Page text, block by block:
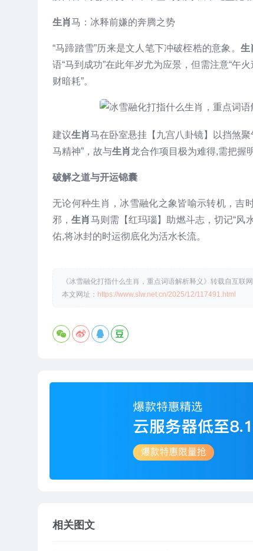
生肖马：冰释前嫌的奔腾之势
“马蹄踏雪”历来是文人笔下冲破桎梏的意象。 生
语“马到成功”在此年岁尤为应景，但需注意“午
财暗耗”。
建议生肖马在卧室悬挂【九宫八卦镜】以挡煞
马精神”，故与生肖龙合作项目极为难得,需把握
破解之道与开运锦囊
无论何种生肖，冰雪融化之象皆喻示转机，吉
邪，生肖马则需【红玛瑙】助燃斗志，切记“风
佑,将冰封的时运彻底化为活水长流。
《冰雪融化打指什么生肖，重点词语解析释义》转载自互联
本文网址： https://www.slw.net.cn/2025/12/117491.html
相关图文